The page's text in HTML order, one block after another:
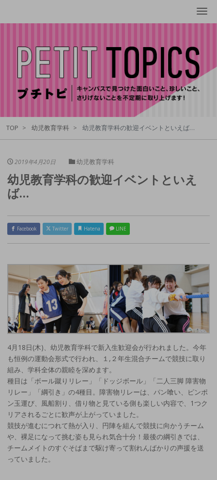
TOP 幼児教育学科 幼児教育学科の歓迎イベントといえば…
2019年4月20日 幼児教育学科
幼児教育学科の歓迎イベントといえ
ば…
Facebook Twitter Hatena LINE
4月18日(木)、幼児教育学科で新入生歓迎会が行われました。今年
も恒例の運動会形式で行われ、１,２年生混合チームで競技に取り
組み、学科全体の親睦を深めます。
種目は「ボール蹴りリレー」「ドッジボール」「二人三脚 障害物
リレー」「綱引き」の4種目。障害物リレーは、パン喰い、ピンポ
ン玉運び、風船割り、借り物と見ている側も楽しい内容で、1つク
リアされるごとに歓声が上がっていました。
競技が進むにつれて熱が入り、円陣を組んで競技に向かうチーム
や、裸足になって挑む姿も見られ気合十分！最後の綱引きでは、
チームメイトのすぐそばまで駆け寄って割れんばかりの声援を送
っていました。